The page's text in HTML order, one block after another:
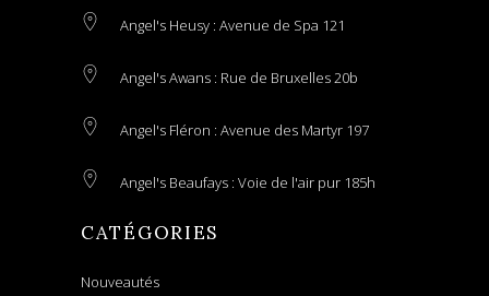
Angel's Heusy : Avenue de Spa 121
Angel's Awans : Rue de Bruxelles 20b
Angel's Fléron : Avenue des Martyr 197
Angel's Beaufays : Voie de l'air pur 185h
CATÉGORIES
Nouveautés